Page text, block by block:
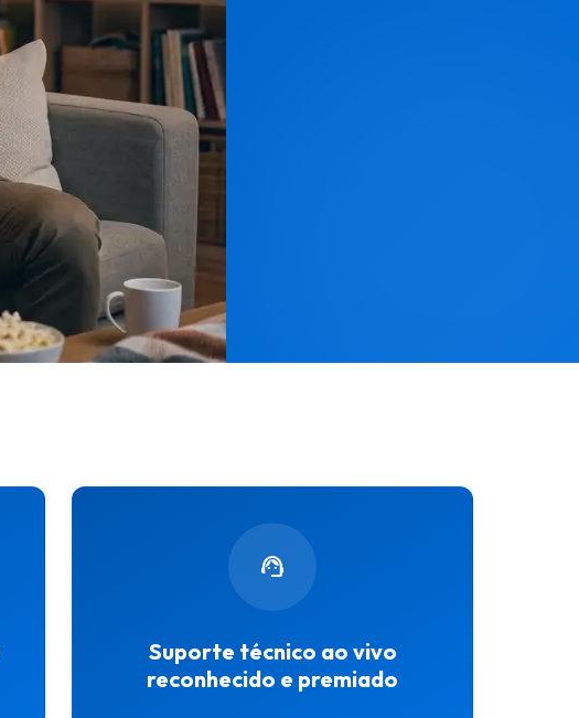
support_agent
Suporte técnico ao vivo
reconhecido e premiado